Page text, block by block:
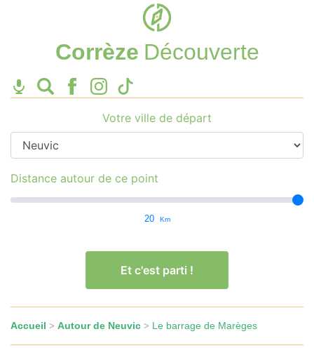
Corrèze Découverte
Votre ville de départ
Distance autour de ce point
20 Km
Et c'est parti !
Accueil > Autour de Neuvic > Le barrage de Marèges